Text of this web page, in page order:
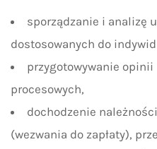
sporządzanie i analizę
dostosowanych do
przygotowywanie
procesowych,
dochodzenie
(wezwania do zapłaty),